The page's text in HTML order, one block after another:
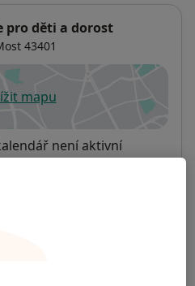
pro děti a dorost
43401
mapu
se otevře v nové záložce
není aktivní
návštěvy)
pacienty na pojišťovnu